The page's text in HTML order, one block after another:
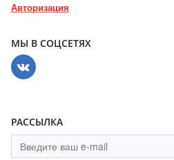
Авторизация
МЫ В СОЦСЕТЯХ
РАССЫЛКА